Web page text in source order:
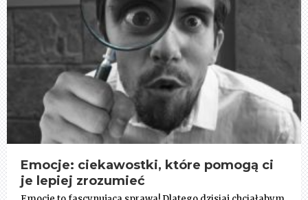
Emocje: ciekawostki, które pomogą ci
je lepiej zrozumieć